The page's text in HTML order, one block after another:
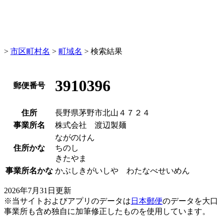
> 市区町村名 > 町域名 > 検索結果
郵便番号 3910396
住所
長野県茅野市北山４７２４
事業所名
株式会社 渡辺製麺
住所かな
ながのけん
ちのし
きたやま
事業所名かな かぶしきがいしや わたなべせいめん
2026年7月31日更新
※当サイトおよびアプリのデータは 日本郵便のデータを大口
事業所も含め独自に加筆修正したものを使用しています。